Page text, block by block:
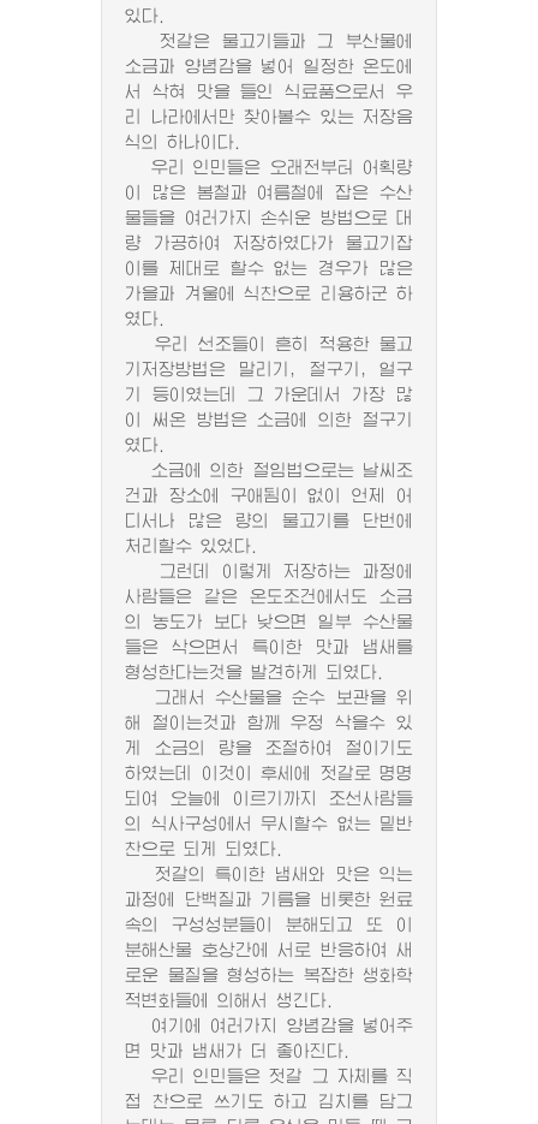
있다.
젓갈은 물고기들과 그 부산물에
소금과 양념감을 넣어 일정한 온도에
서 삭혀 맛을 들인 식료품으로서 우
리 나라에서만 찾아볼수 있는 저장음
식의 하나이다.
우리 인민들은 오래전부터 어획량
이 많은 봄철과 여름철에 잡은 수산
물들을 여러가지 손쉬운 방법으로 대
량 가공하여 저장하였다가 물고기잡
이를 제대로 할수 없는 경우가 많은
가을과 겨울에 식찬으로 리용하군 하
였다.
우리 선조들이 흔히 적용한 물고
기저장방법은 말리기, 절구기, 얼구
기 등이였는데 그 가운데서 가장 많
이 써온 방법은 소금에 의한 절구기
였다.
소금에 의한 절임법으로는 날씨조
건과 장소에 구애됨이 없이 언제 어
디서나 많은 량의 물고기를 단번에
처리할수 있었다.
그런데 이렇게 저장하는 과정에
사람들은 같은 온도조건에서도 소금
의 농도가 보다 낮으면 일부 수산물
들은 삭으면서 특이한 맛과 냄새를
형성한다는것을 발견하게 되였다.
그래서 수산물을 순수 보관을 위
해 절이는것과 함께 우정 삭을수 있
게 소금의 량을 조절하여 절이기도
하였는데 이것이 후세에 젓갈로 명명
되여 오늘에 이르기까지 조선사람들
의 식사구성에서 무시할수 없는 밑반
찬으로 되게 되였다.
젓갈의 특이한 냄새와 맛은 익는
과정에 단백질과 기름을 비롯한 원료
속의 구성성분들이 분해되고 또 이
분해산물 호상간에 서로 반응하여 새
로운 물질을 형성하는 복잡한 생화학
적변화들에 의해서 생긴다.
여기에 여러가지 양념감을 넣어주
면 맛과 냄새가 더 좋아진다.
우리 인민들은 젓갈 그 자체를 직
접 찬으로 쓰기도 하고 김치를 담그